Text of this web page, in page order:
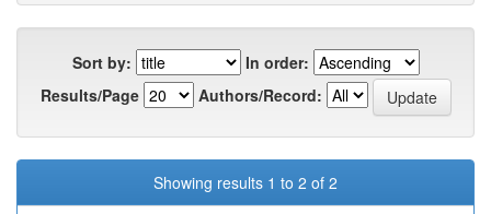
Sort by:
In order:
Results/Page
Authors/Record:
Showing results 1 to 2 of 2